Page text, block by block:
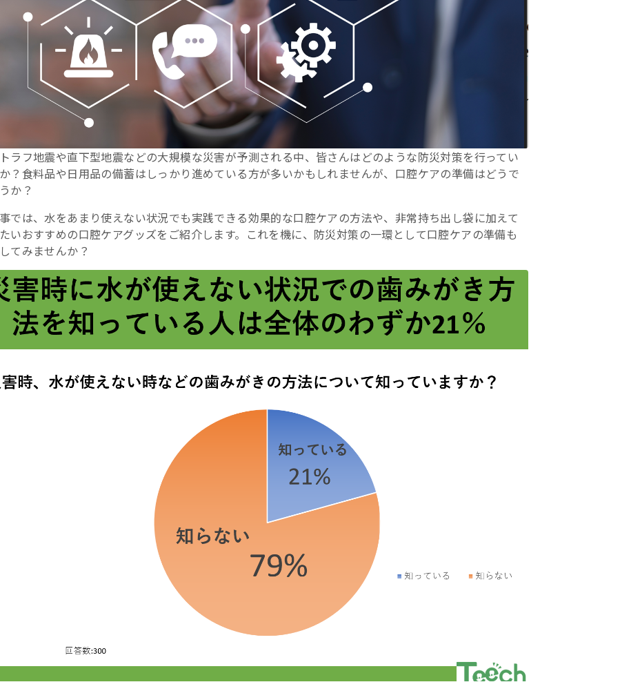
ラフ地震や直下型地震などの大規模な災害が予測される中、皆さんはどのような防災対策を行ってい
？食料品や日用品の備蓄はしっかり進めている方が多いかもしれませんが、口腔ケアの準備はどうで
か？
では、水をあまり使えない状況でも実践できる効果的な口腔ケアの方法や、非常持ち出し袋に加えて
いおすすめの口腔ケアグッズをご紹介します。これを機に、防災対策の一環として口腔ケアの準備も
てみませんか？